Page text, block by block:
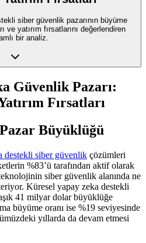
siber güvenlik pazarının büyüme
yatırım fırsatlarını değerlendiren
bir analiz.
Güvenlik Pazarı:
Fırsatları
Büyüklüğü
destekli siber güvenlik çözümleri
%83’ü tarafından aktif olarak
siber güvenlik alanında ne
Küresel yapay zeka destekli
41 milyar dolar büyüklüğe
büyüme oranı ise %19 seviyesinde
yıllarda da devam etmesi